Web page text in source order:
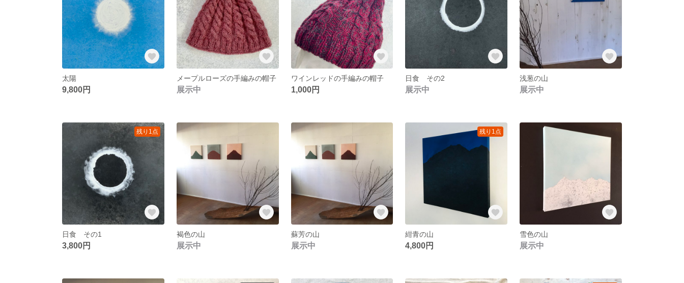
太陽
9,800円
メープルローズの手編みの帽子
展示中
ワインレッドの手編みの帽子
1,000円
日食 その2
展示中
浅葱の山
展示中
残り1点
日食 その1
3,800円
褐色の山
展示中
蘇芳の山
展示中
残り1点
紺青の山
4,800円
雪色の山
展示中